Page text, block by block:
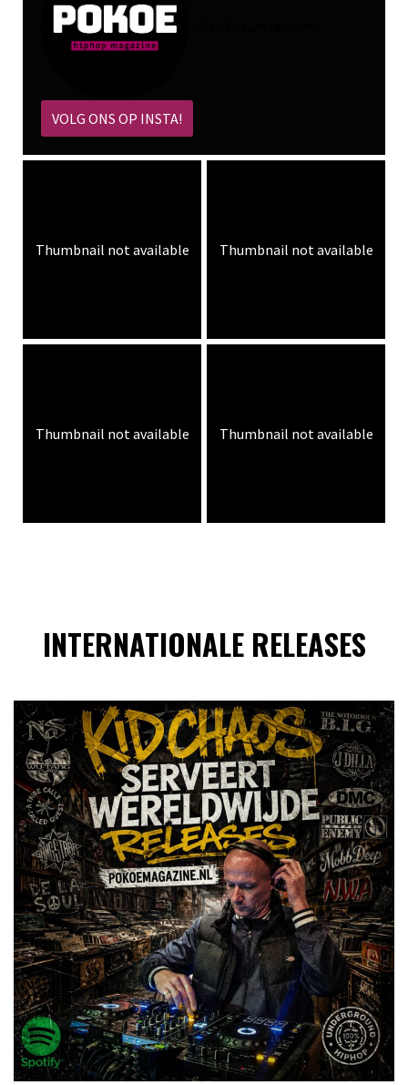
VOLG ONS OP INSTA!
Thumbnail not available Thumbnail not available
Thumbnail not available Thumbnail not available
INTERNATIONALE RELEASES